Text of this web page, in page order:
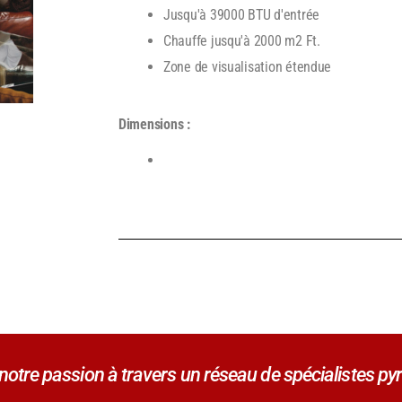
Jusqu'à 39000 BTU d'entrée
Chauffe jusqu'à 2000 m2 Ft.
Zone de visualisation étendue
Dimensions :
passion à travers un réseau de spécialistes